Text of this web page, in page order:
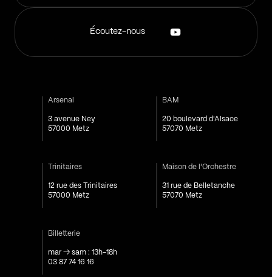
Écoutez-nous
Arsenal
3 avenue Ney
57000 Metz
BAM
20 boulevard d'Alsace
57070 Metz
Trinitaires
12 rue des Trinitaires
57000 Metz
Maison de l’Orchestre
31 rue de Belletanche
57070 Metz
Billetterie
mar → sam : 13h-18h
03 87 74 16 16